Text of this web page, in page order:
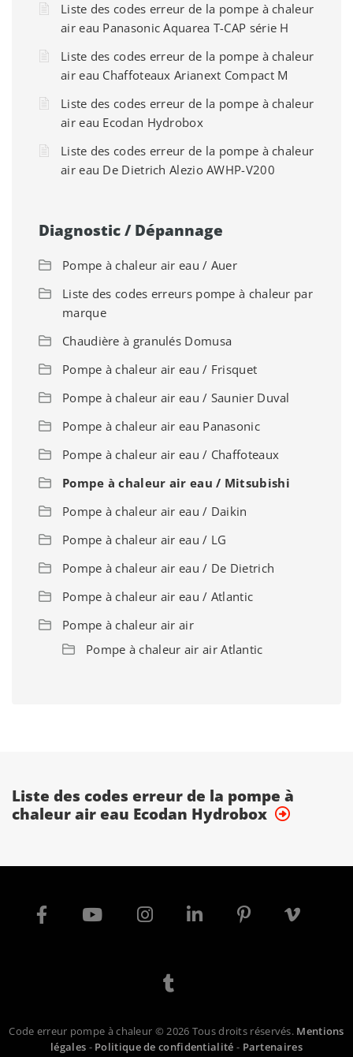
Liste des codes erreur de la pompe à chaleur
air eau Panasonic Aquarea T-CAP série H
Liste des codes erreur de la pompe à chaleur
air eau Chaffoteaux Arianext Compact M
Liste des codes erreur de la pompe à chaleur
air eau Ecodan Hydrobox
Liste des codes erreur de la pompe à chaleur
air eau De Dietrich Alezio AWHP-V200
Diagnostic / Dépannage
Pompe à chaleur air eau / Auer
Liste des codes erreurs pompe à chaleur par
marque
Chaudière à granulés Domusa
Pompe à chaleur air eau / Frisquet
Pompe à chaleur air eau / Saunier Duval
Pompe à chaleur air eau Panasonic
Pompe à chaleur air eau / Chaffoteaux
Pompe à chaleur air eau / Mitsubishi
Pompe à chaleur air eau / Daikin
Pompe à chaleur air eau / LG
Pompe à chaleur air eau / De Dietrich
Pompe à chaleur air eau / Atlantic
Pompe à chaleur air air
Pompe à chaleur air air Atlantic
Liste des codes erreur de la pompe à
chaleur air eau Ecodan Hydrobox
Code erreur pompe à chaleur © 2026 Tous droits réservés. Mentions
légales - Politique de confidentialité - Partenaires